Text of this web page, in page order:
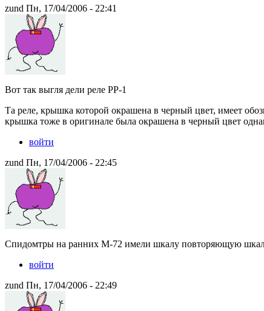
zund Пн, 17/04/2006 - 22:41
Вот так выгля дели реле РР-1
Та реле, крышка которой окрашена в черный цвет, имеет
крышка тоже в оригинале была окрашена в черный цвет
войти
zund Пн, 17/04/2006 - 22:45
Спидомтры на ранних М-72 имели шкалу повторяющую
войти
zund Пн, 17/04/2006 - 22:49